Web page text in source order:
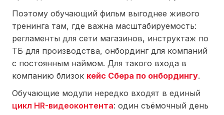
Поэтому обучающий фильм выгоднее живого
тренинга там, где важна масштабируемость:
регламенты для сети магазинов, инструктаж по
ТБ для производства, онбординг для компаний
с постоянным наймом. Для такого входа в
компанию близок кейс Сбера по онбордингу.
Обучающие модули нередко входят в единый
цикл HR-видеоконтента: один съёмочный день